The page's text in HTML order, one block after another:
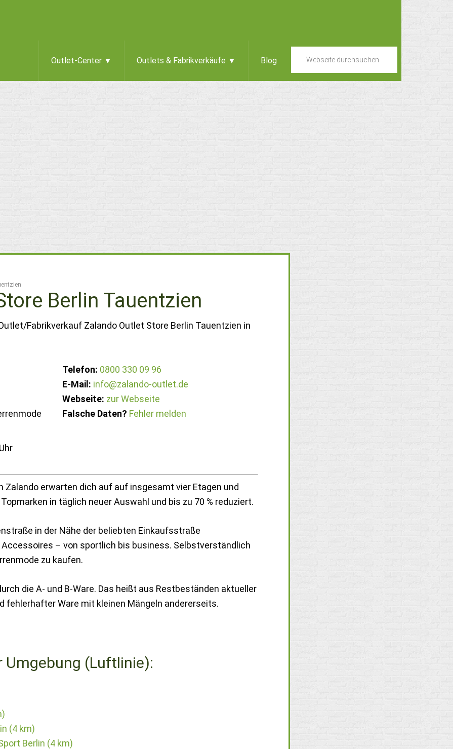
Outlet-Center ▼ Outlets & Fabrikverkäufe ▼ Blog
Berlin Tauentzien
Fabrikverkauf Zalando Outlet Store Berlin Tauentzien in
Telefon: 0800 330 09 96
E-Mail: info@zalando-outlet.de
Webseite: zur Webseite
Falsche Daten? Fehler melden
Zalando erwarten dich auf auf insgesamt vier Etagen und
in täglich neuer Auswahl und bis zu 70 % reduziert.
in der Nähe der beliebten Einkaufsstraße
– von sportlich bis business. Selbstverständlich
zu kaufen.
die A- und B-Ware. Das heißt aus Restbeständen aktueller
fehlerhafter Ware mit kleinen Mängeln andererseits.
Umgebung (Luftlinie):
(4 km)
Berlin (4 km)